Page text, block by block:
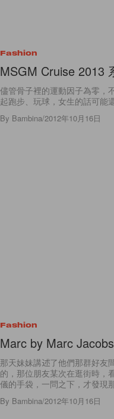
Fashion
MSGM Cruise 2013
儘管骨子裡的運動因子為零，
起跑步、玩球，女生的話可能
By Bambina/2012年10月16日
Fashion
Marc by Marc
那天妹妹講述了他們那群好友
的，那位朋友某次在逛街時，
儀的手袋，一問之下，才發現
By Bambina/2012年10月16日